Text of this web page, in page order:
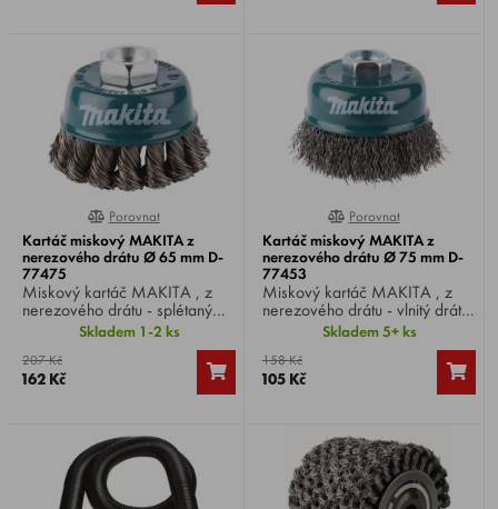
0%
Porovnat
Kartáč miskový MAKITA z
nerezového drátu Ø 65 mm D‐
77475
Miskový kartáč MAKITA , z
nerezového drátu - splétaný
drát, Ø drátu 0,5 mm, Ø
kartáče 65 mm, upnutí M14,
pro malé úhlové brusky.
Skladem 1-2 ks
207 Kč
162 Kč
0%
Porovnat
Kartáč miskový MAKITA z
nerezového drátu Ø 75 mm D-
77453
Miskový kartáč MAKITA , z
nerezového drátu - vlnitý drát,
Ø drátu 0,3 mm, Ø kartáče 75
mm, upnutí M14, pro malé
úhlové brusky.
Skladem 5+ ks
158 Kč
105 Kč